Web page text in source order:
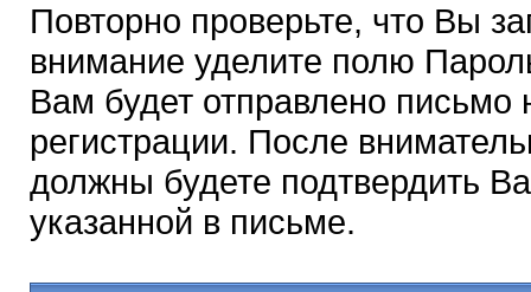
Повторно проверьте, что Вы
внимание уделите полю
Вам будет отправлено
регистрации. После
должны будете подтвердить
указанной в письме.